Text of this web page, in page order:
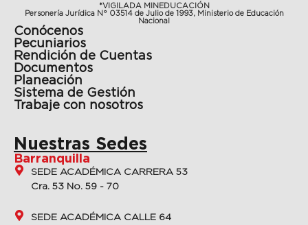
*VIGILADA MINEDUCACIÓN
Personería Jurídica N° 03514 de Julio de 1993, Ministerio de Educación
Nacional
Conócenos
Pecuniarios
Rendición de Cuentas
Documentos
Planeación
Sistema de Gestión
Trabaje con nosotros
Nuestras Sedes
Barranquilla
SEDE ACADÉMICA CARRERA 53
Cra. 53 No. 59 - 70
SEDE ACADÉMICA CALLE 64